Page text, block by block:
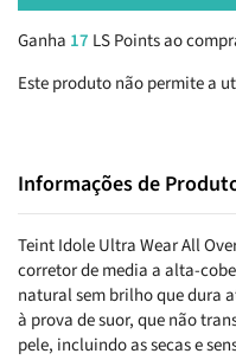
Ganha 17 LS Points ao
Este produto não permite a
Informações de
Teint Idole Ultra Wear All
corretor de media a alta-
natural sem brilho que dura
à prova de suor, que não
pele, incluindo as secas e